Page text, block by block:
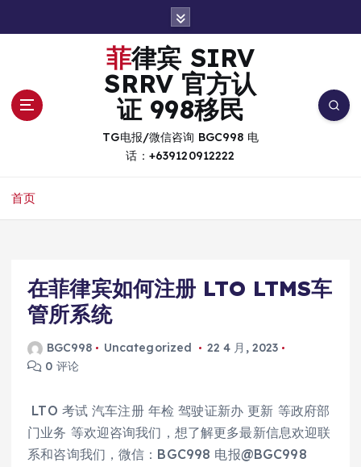
菲律宾 SIRV
SRRV 官方认
证 998移民
TG电报/微信咨询 BGC998 电
话：+639120912222
首页
在菲律宾如何注册 LTO LTMS车
管所系统
BGC998 Uncategorized
22 4 月, 2023
0 评论
LTO 考试 汽车注册 年检 驾驶证新办 更新 等政府部
门业务 等欢迎咨询我们，想了解更多最新信息欢迎联
系和咨询我们，微信：BGC998 电报@BGC998